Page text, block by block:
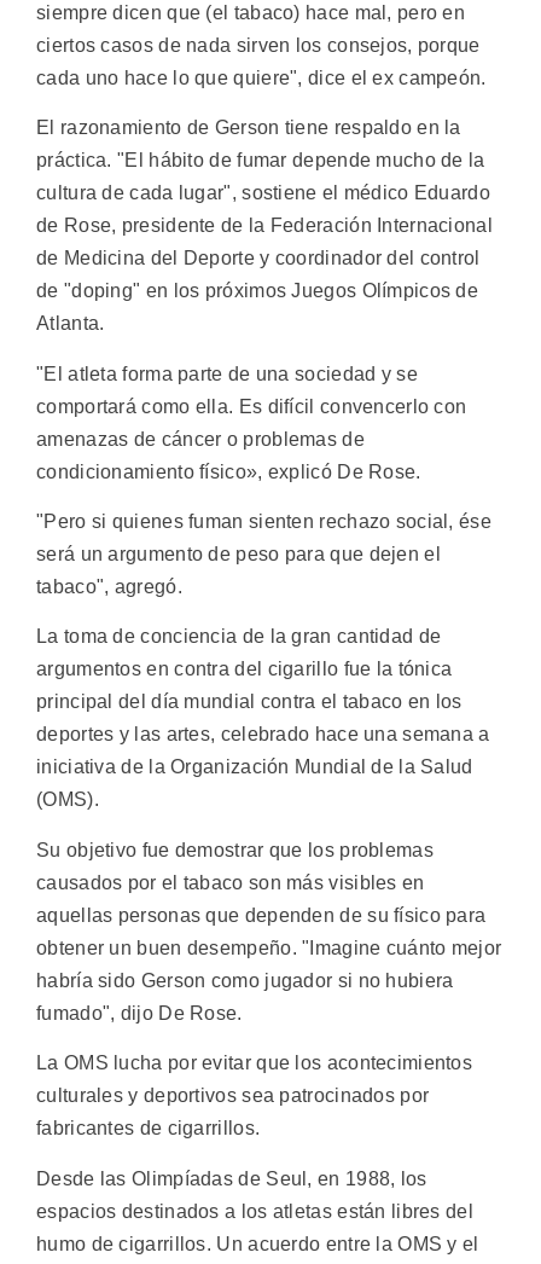
siempre dicen que (el tabaco) hace mal, pero en
ciertos casos de nada sirven los consejos, porque
cada uno hace lo que quiere", dice el ex campeón.
El razonamiento de Gerson tiene respaldo en la
práctica. "El hábito de fumar depende mucho de la
cultura de cada lugar", sostiene el médico Eduardo
de Rose, presidente de la Federación Internacional
de Medicina del Deporte y coordinador del control
de "doping" en los próximos Juegos Olímpicos de
Atlanta.
"El atleta forma parte de una sociedad y se
comportará como ella. Es difícil convencerlo con
amenazas de cáncer o problemas de
condicionamiento físico», explicó De Rose.
"Pero si quienes fuman sienten rechazo social, ése
será un argumento de peso para que dejen el
tabaco", agregó.
La toma de conciencia de la gran cantidad de
argumentos en contra del cigarillo fue la tónica
principal del día mundial contra el tabaco en los
deportes y las artes, celebrado hace una semana a
iniciativa de la Organización Mundial de la Salud
(OMS).
Su objetivo fue demostrar que los problemas
causados por el tabaco son más visibles en
aquellas personas que dependen de su físico para
obtener un buen desempeño. "Imagine cuánto mejor
habría sido Gerson como jugador si no hubiera
fumado", dijo De Rose.
La OMS lucha por evitar que los acontecimientos
culturales y deportivos sea patrocinados por
fabricantes de cigarrillos.
Desde las Olimpíadas de Seul, en 1988, los
espacios destinados a los atletas están libres del
humo de cigarrillos. Un acuerdo entre la OMS y el